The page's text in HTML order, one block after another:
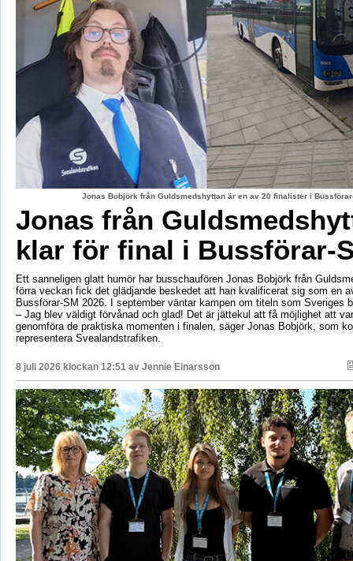
Jonas Bobjörk från Guldsmedshyttan är en av 20 finalister i
Jonas från
klar för final i Bussförar-
Ett sanneligen glatt humör har busschaufören Jonas Bobjörk från
förra veckan fick det glädjande beskedet att han kvalificerat sig som en
Bussförar-SM 2026. I september väntar kampen om titeln som Sveriges
– Jag blev väldigt förvånad och glad! Det är jättekul att få möjlighet att
genomföra de praktiska momenten i finalen, säger Jonas Bobjörk, som
representera Svealandstrafiken.
8 juli 2026 klockan 12:51 av Jennie Einarsson